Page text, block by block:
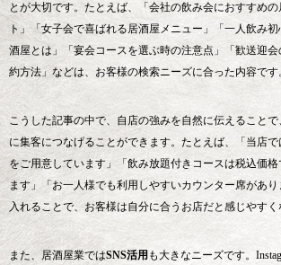
とが大切です。たとえば、「会社の飲み会におすすめ
ト」「女子会で喜ばれる居酒屋メニュー」「一人飲み
酒屋とは」「宴会コースを選ぶ時の注意点」「歓送迎
約方法」などは、お客様の検索ニーズに合った内容です
こうした記事の中で、自店の強みを自然に伝えること
に集客につなげることができます。たとえば、「当店
をご用意しています」「飲み放題付きコースは税込価
ます」「お一人様でも利用しやすいカウンター席があ
入れることで、お客様は自分に合うお店だと感じやす
また、居酒屋業ではSNS活用 も大きなニーズです。